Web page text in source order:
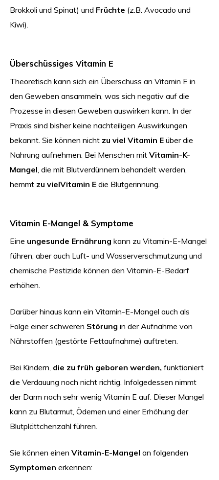
Brokkoli und Spinat) und Früchte (z.B. Avocado und
Kiwi).
Überschüssiges Vitamin E
Theoretisch kann sich ein Überschuss an Vitamin E in
den Geweben ansammeln, was sich negativ auf die
Prozesse in diesen Geweben auswirken kann. In der
Praxis sind bisher keine nachteiligen Auswirkungen
bekannt. Sie können nicht zu viel Vitamin E über die
Nahrung aufnehmen. Bei Menschen mit Vitamin-K-
Mangel, die mit Blutverdünnern behandelt werden,
hemmt zu vielVitamin E die Blutgerinnung.
Vitamin E-Mangel & Symptome
Eine ungesunde Ernährung kann zu Vitamin-E-Mangel
führen, aber auch Luft- und Wasserverschmutzung und
chemische Pestizide können den Vitamin-E-Bedarf
erhöhen.
Darüber hinaus kann ein Vitamin-E-Mangel auch als
Folge einer schweren Störung in der Aufnahme von
Nährstoffen (gestörte Fettaufnahme) auftreten.
Bei Kindern, die zu früh geboren werden, funktioniert
die Verdauung noch nicht richtig. Infolgedessen nimmt
der Darm noch sehr wenig Vitamin E auf. Dieser Mangel
kann zu Blutarmut, Ödemen und einer Erhöhung der
Blutplättchenzahl führen.
Sie können einen Vitamin-E-Mangel an folgenden
Symptomen erkennen: